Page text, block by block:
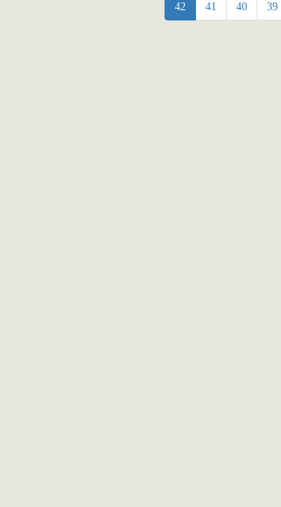
39
40
41
42